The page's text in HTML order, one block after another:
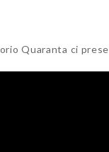
Quaranta ci